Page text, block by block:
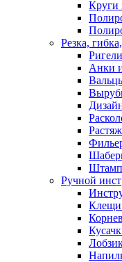
Круги
Резка,
Ригели
Анки
Ручной
Клещи